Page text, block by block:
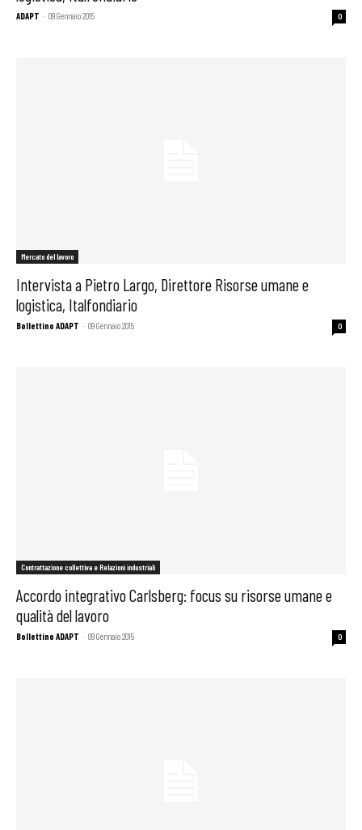
ADAPT - 09 Gennaio 2015 0
Mercato del lavoro
Intervista a Pietro Largo, Direttore Risorse umane e
logistica, Italfondiario
Bollettino ADAPT - 09 Gennaio 2015 0
Contrattazione collettiva e Relazioni industriali
Accordo integrativo Carlsberg: focus su risorse umane e
qualità del lavoro
Bollettino ADAPT - 09 Gennaio 2015 0